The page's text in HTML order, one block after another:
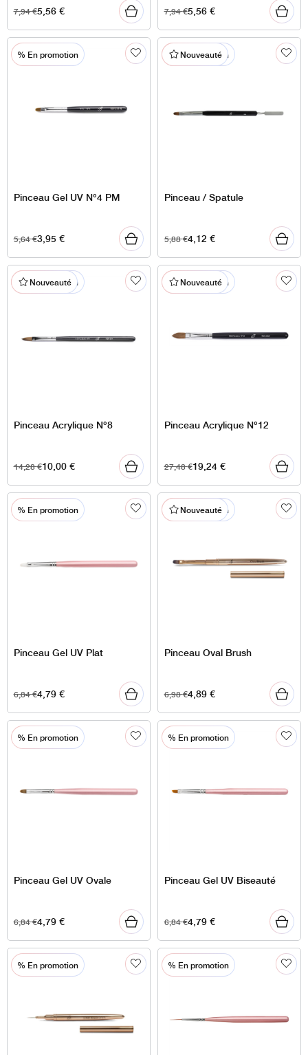
7,94€5,56€ 7,94€5,56€
% En promotion
Pinceau Gel UV N°4 PM
5,64€3,95€
% En promotion
Nouveauté
Pinceau / Spatule
5,88€4,12 €
% En promotion
Nouveauté
Pinceau Acrylique N°8
14,28€10,00€
% En promotion
Nouveauté
Pinceau Acrylique N°12
27,48€19,24€
% En promotion
Pinceau Gel UV Plat
6,84€4,79€
% En promotion
Nouveauté
Pinceau Oval Brush
6,98€4,89€
% En promotion
Pinceau Gel UV Ovale
6,84€4,79€
% En promotion
Pinceau Gel UV Biseauté
6,84€4,79€
% En promotion % En promotion